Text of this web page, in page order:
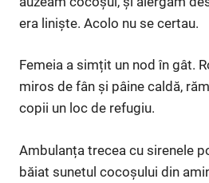
era liniște. Acolo nu se certau.
Femeia a simțit un nod în gât.
miros de fân și pâine caldă,
copii un loc de refugiu.
Ambulanța trecea cu sirenele
băiat sunetul cocoșului din